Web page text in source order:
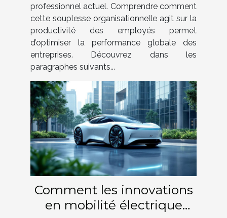
professionnel actuel. Comprendre comment
cette souplesse organisationnelle agit sur la
productivité des employés permet
d’optimiser la performance globale des
entreprises. Découvrez dans les
paragraphes suivants...
Comment les innovations
en mobilité électrique